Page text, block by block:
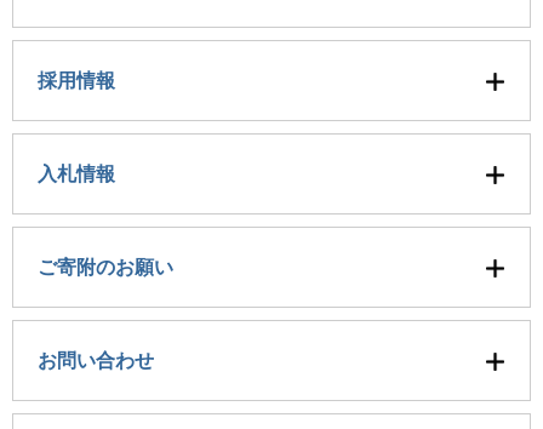
採用情報
入札情報
ご寄附のお願い
お問い合わせ